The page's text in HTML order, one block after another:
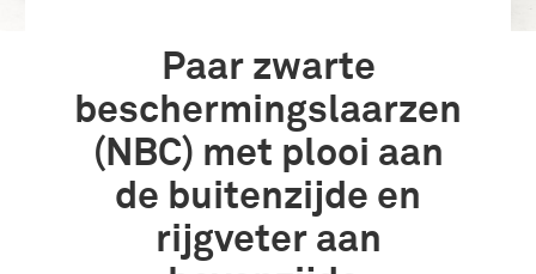
Paar zwarte
beschermingslaarzen
(NBC) met plooi aan
de buitenzijde en
rijgveter aan